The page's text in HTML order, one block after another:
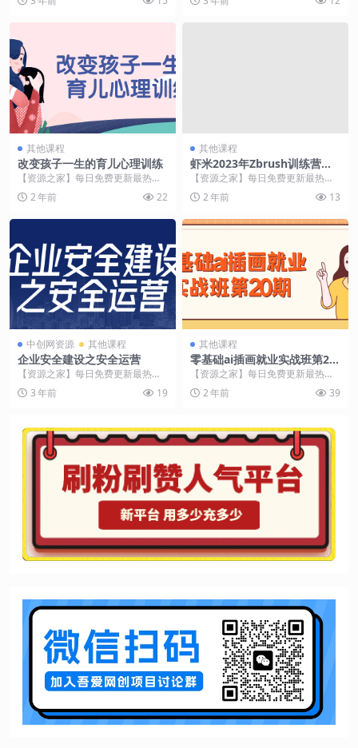
没有多余的废话... 课。专...
其他课程
改变孩子一生的育儿心理训练
【资源之家】每日免费更新最热门
的副业项目资源 课程介绍 本课程旨
在教授家长育儿心...
2 年前 22
其他课程
虾米2023年Zbrush训练营第6
期
【资源之家】每日免费更新最热门
的副业项目资源 课程介绍 虾米202
3年Zbrus...
2 年前 13
中创网资源 其他课程
企业安全建设之安全运营
【资源之家】每日免费更新最热门
的副业项目资源 课程介绍 企业安全
建设之安全运营是...
3 年前 19
其他课程
零基础ai插画就业实战班第20
期
【资源之家】每日免费更新最热门
的副业项目资源 课程介绍 本课程致
力于将零基础的学...
2 年前 39